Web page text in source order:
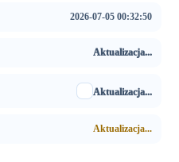
2026-07-05 00:32:50
Aktualizacja...
Aktualizacja...
Aktualizacja...